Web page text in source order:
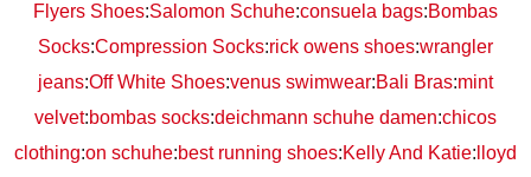
Flyers Shoes:Salomon Schuhe:consuela bags:Bombas
Socks:Compression Socks:rick owens shoes:wrangler
jeans:Off White Shoes:venus swimwear:Bali Bras:mint
velvet:bombas socks:deichmann schuhe damen:chicos
clothing:on schuhe:best running shoes:Kelly And Katie: lloyd